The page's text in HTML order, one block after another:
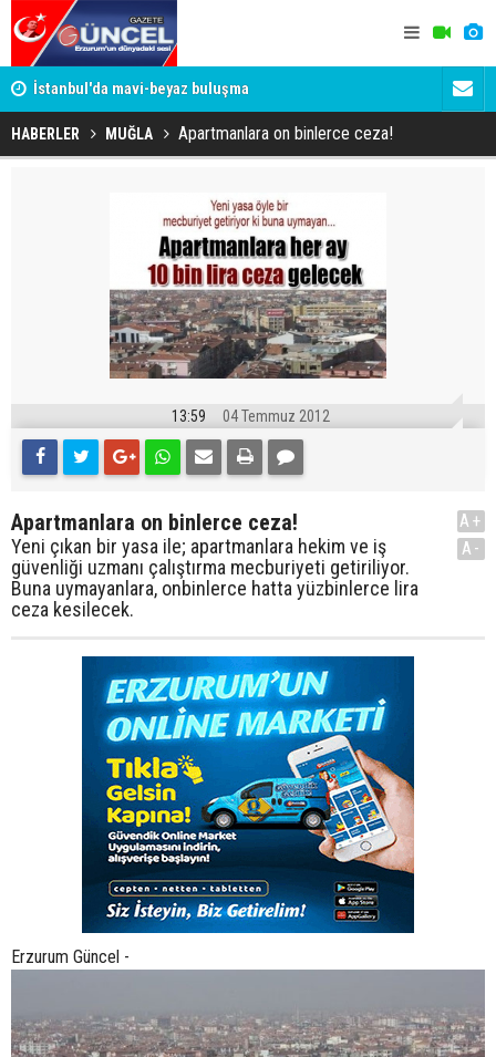
İstanbul'da mavi-beyaz buluşma
HABERLER MUĞLA Apartmanlara on binlerce ceza!
13:59 04 Temmuz 2012
Apartmanlara on binlerce ceza!
Yeni çıkan bir yasa ile; apartmanlara hekim ve iş
güvenliği uzmanı çalıştırma mecburiyeti getiriliyor.
Buna uymayanlara, onbinlerce hatta yüzbinlerce lira
ceza kesilecek.
A+
A-
Erzurum Güncel -